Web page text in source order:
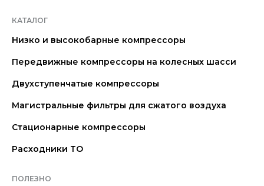
КАТАЛОГ
Низко и высокобарные компрессоры
Передвижные компрессоры на колесных шасси
Двухступенчатые компрессоры
Магистральные фильтры для сжатого воздуха
Стационарные компрессоры
Расходники ТО
ПОЛЕЗНО